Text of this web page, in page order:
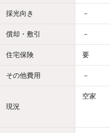
採光向き －
償却・敷引 －
住宅保険 要
その他費用 －
現況
空家